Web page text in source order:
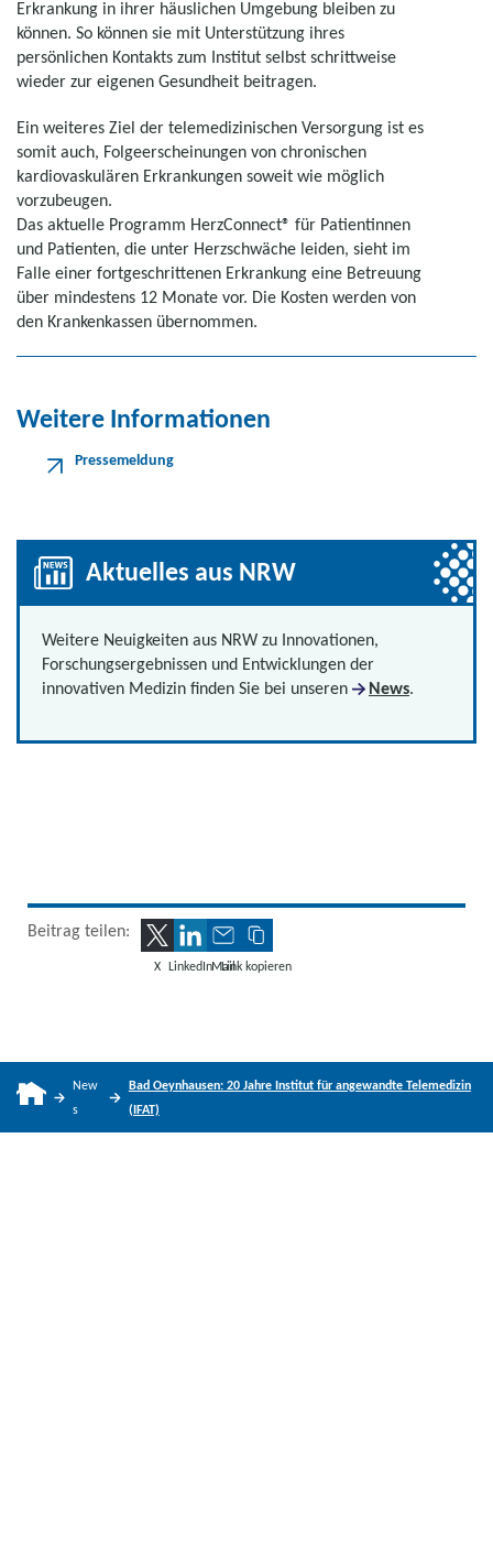
Erkrankung in ihrer häuslichen Umgebung bleiben zu
können. So können sie mit Unterstützung ihres
persönlichen Kontakts zum Institut selbst schrittweise
wieder zur eigenen Gesundheit beitragen.
Ein weiteres Ziel der telemedizinischen Versorgung ist es
somit auch, Folgeerscheinungen von chronischen
kardiovaskulären Erkrankungen soweit wie möglich
vorzubeugen.
Das aktuelle Programm HerzConnect® für Patientinnen
und Patienten, die unter Herzschwäche leiden, sieht im
Falle einer fortgeschrittenen Erkrankung eine Betreuung
über mindestens 12 Monate vor. Die Kosten werden von
den Krankenkassen übernommen.
Weitere Informationen
Pressemeldung
Aktuelles aus NRW
Weitere Neuigkeiten aus NRW zu Innovationen,
Forschungsergebnissen und Entwicklungen der
innovativen Medizin finden Sie bei unseren
News.
Beitrag teilen:
X LinkedInMailLink kopieren
New
s
Bad Oeynhausen: 20 Jahre Institut für angewandte Telemedizin
(IFAT)